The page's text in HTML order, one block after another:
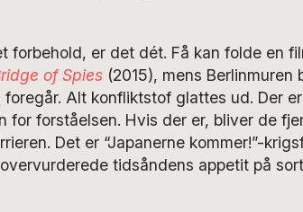
forbehold, er det dét. Få kan folde en
of Spies(2015), mens Berlinmuren
foregår. Alt konfliktstof glattes ud. Der
for forståelsen. Hvis der er, bliver de
Det er “Japanerne kommer!”-
tidsåndens appetit på